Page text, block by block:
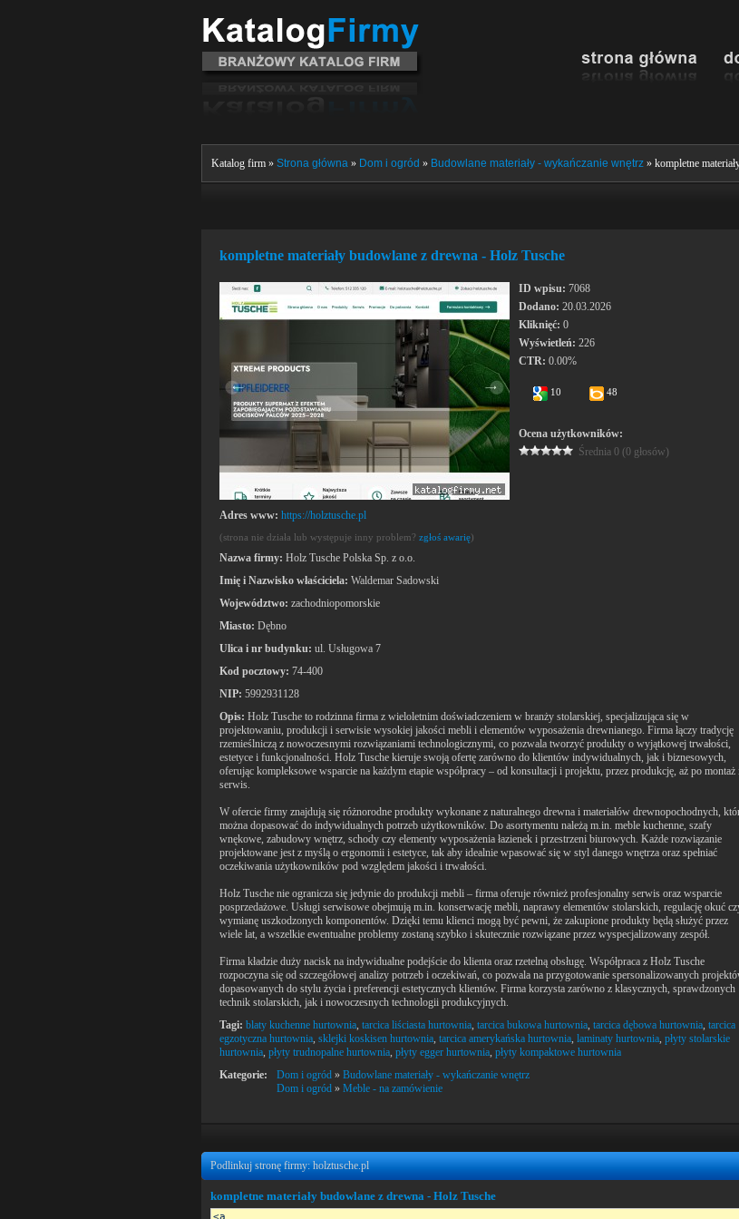
Katalog firm » Strona główna » Dom i ogród » Budowlane materiały - wykańczanie wnętrz » kompletne
kompletne materiały budowlane z drewna - Holz Tusche
ID wpisu: 7068
Dodano: 20.03.2026
Kliknięć: 0
Wyświetleń: 226
CTR: 0.00%
10 48
Ocena użytkowników:
Średnia 0 (0 głosów)
Adres www: https://holztusche.pl
(strona nie działa lub występuje inny problem? zgłoś awarię)
Nazwa firmy: Holz Tusche Polska Sp. z o.o.
Imię i Nazwisko właściciela: Waldemar Sadowski
Województwo: zachodniopomorskie
Miasto: Dębno
Ulica i nr budynku: ul. Usługowa 7
Kod pocztowy: 74-400
NIP: 5992931128
Opis: Holz Tusche to rodzinna firma z wieloletnim doświadczeniem w branży stolarskiej, specjalizująca się w
projektowaniu, produkcji i serwisie wysokiej jakości mebli i elementów wyposażenia drewnianego. Firma łączy tradycję
rzemieślniczą z nowoczesnymi rozwiązaniami technologicznymi, co pozwala tworzyć produkty o wyjątkowej trwałości,
estetyce i funkcjonalności. Holz Tusche kieruje swoją ofertę zarówno do klientów indywidualnych, jak i biznesowych,
oferując kompleksowe wsparcie na każdym etapie współpracy – od konsultacji i projektu, przez produkcję, aż po montaż
serwis.
W ofercie firmy znajdują się różnorodne produkty wykonane z naturalnego drewna i materiałów drewnopochodnych,
można dopasować do indywidualnych potrzeb użytkowników. Do asortymentu należą m.in. meble kuchenne, szafy
wnękowe, zabudowy wnętrz, schody czy elementy wyposażenia łazienek i przestrzeni biurowych. Każde rozwiązanie
projektowane jest z myślą o ergonomii i estetyce, tak aby idealnie wpasować się w styl danego wnętrza oraz spełniać
oczekiwania użytkowników pod względem jakości i trwałości.
Holz Tusche nie ogranicza się jedynie do produkcji mebli – firma oferuje również profesjonalny serwis oraz wsparcie
posprzedażowe. Usługi serwisowe obejmują m.in. konserwację mebli, naprawy elementów stolarskich, regulację okuć
wymianę uszkodzonych komponentów. Dzięki temu klienci mogą być pewni, że zakupione produkty będą służyć przez
wiele lat, a wszelkie ewentualne problemy zostaną szybko i skutecznie rozwiązane przez wyspecjalizowany zespół.
Firma kładzie duży nacisk na indywidualne podejście do klienta oraz rzetelną obsługę. Współpraca z Holz Tusche
rozpoczyna się od szczegółowej analizy potrzeb i oczekiwań, co pozwala na przygotowanie spersonalizowanych
dopasowanych do stylu życia i preferencji estetycznych klientów. Firma korzysta zarówno z klasycznych, sprawdzonych
technik stolarskich, jak i nowoczesnych technologii produkcyjnych.
Tagi: blaty kuchenne hurtownia, tarcica liściasta hurtownia, tarcica bukowa hurtownia, tarcica dębowa hurtownia, tarcica
egzotyczna hurtownia, sklejki koskisen hurtownia, tarcica amerykańska hurtownia, laminaty hurtownia, płyty stolarskie
hurtownia, płyty trudnopalne hurtownia, płyty egger hurtownia, płyty kompaktowe hurtownia
Kategorie:
Dom i ogród » Budowlane materiały - wykańczanie wnętrz
Dom i ogród » Meble - na zamówienie
Podlinkuj stronę firmy: holztusche.pl
kompletne materiały budowlane z drewna - Holz Tusche